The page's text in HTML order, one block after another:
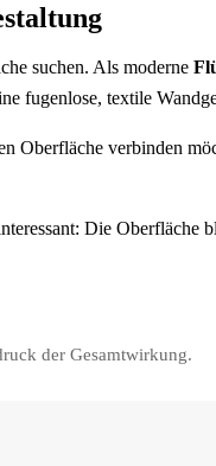
suchen. Als moderne
fugenlose, textile
Oberfläche verbinden
Die Oberfläche
der Gesamtwirkung.